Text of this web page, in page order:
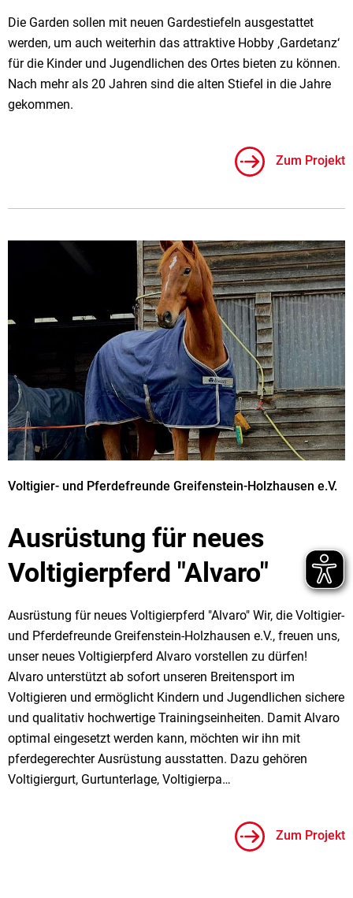
Die Garden sollen mit neuen Gardestiefeln ausgestattet
werden, um auch weiterhin das attraktive Hobby ‚Gardetanz‘
für die Kinder und Jugendlichen des Ortes bieten zu können.
Nach mehr als 20 Jahren sind die alten Stiefel in die Jahre
gekommen.
Zum Projekt
Ausrüstung für neues
Voltigierpferd "Alvaro"
Voltigier- und Pferdefreunde Greifenstein-Holzhausen e.V.
Ausrüstung für neues Voltigierpferd "Alvaro" Wir, die Voltigier-
und Pferdefreunde Greifenstein-Holzhausen e.V., freuen uns,
unser neues Voltigierpferd Alvaro vorstellen zu dürfen!
Alvaro unterstützt ab sofort unseren Breitensport im
Voltigieren und ermöglicht Kindern und Jugendlichen sichere
und qualitativ hochwertige Trainingseinheiten. Damit Alvaro
optimal eingesetzt werden kann, möchten wir ihn mit
pferdegerechter Ausrüstung ausstatten. Dazu gehören
Voltigiergurt, Gurtunterlage, Voltigierpa…
Zum Projekt